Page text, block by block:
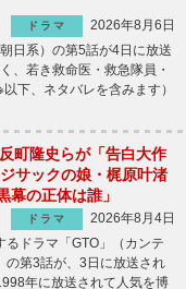
ドラマ
2026年8月6日
日系）の第5話が4日に放送
若き救命医・救急隊員・
下、ネタバレを含みます）
町隆史らが「告白大作
サックの娘・梶原叶渚
幕の正体は誰」
ドラマ
2026年8月4日
ドラマ「GTO」（カンテ
の第3話が、3日に放送され
年に放送されて人気を博